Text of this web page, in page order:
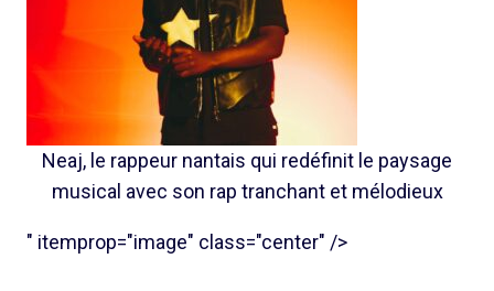
Neaj, le rappeur nantais qui redéfinit le paysage
musical avec son rap tranchant et mélodieux
" itemprop="image" class="center" />